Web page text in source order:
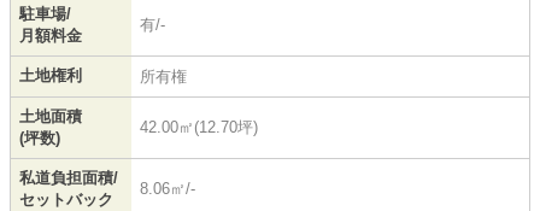
駐車場/
月額料金
有/-
土地権利 所有権
土地面積
(坪数)
42.00㎡(12.70坪)
私道負担面積/
セットバック
8.06㎡/-